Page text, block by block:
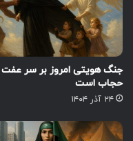
جنگ هویتی امروز بر سر
حجاب است
۲۴ آذر ۱۴۰۴